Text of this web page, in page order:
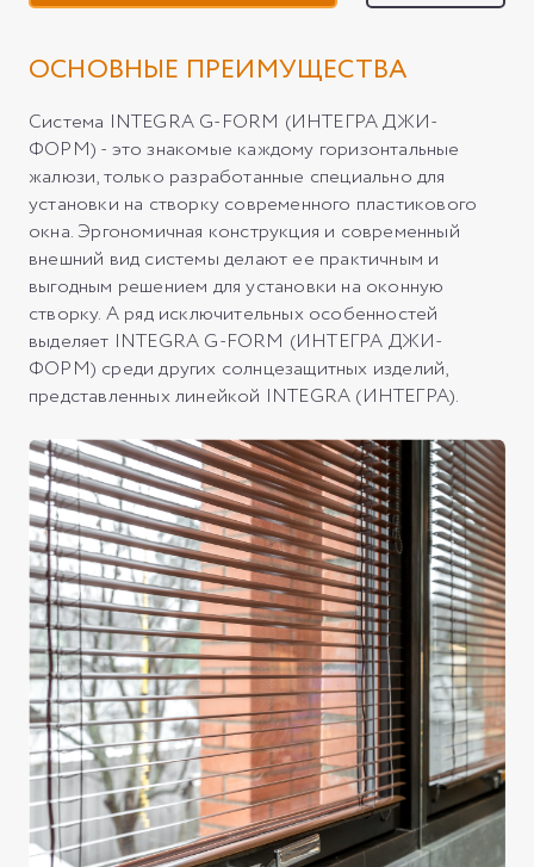
ОСНОВНЫЕ ПРЕИМУЩЕСТВА
Система INTEGRA G-FORM (ИНТЕГРА ДЖИ-
ФОРМ) - это знакомые каждому горизонтальные
жалюзи, только разработанные специально для
установки на створку современного пластикового
окна. Эргономичная конструкция и современный
внешний вид системы делают ее практичным и
выгодным решением для установки на оконную
створку. А ряд исключительных особенностей
выделяет INTEGRA G-FORM (ИНТЕГРА ДЖИ-
ФОРМ) среди других солнцезащитных изделий,
представленных линейкой INTEGRA (ИНТЕГРА).